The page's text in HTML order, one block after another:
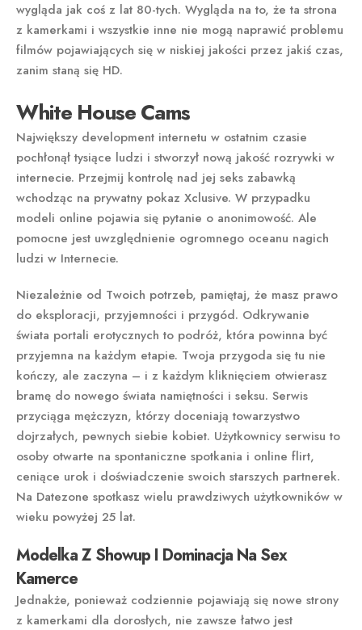
wygląda jak coś z lat 80-tych. Wygląda na to, że ta strona
z kamerkami i wszystkie inne nie mogą naprawić problemu
filmów pojawiających się w niskiej jakości przez jakiś czas,
zanim staną się HD.
White House Cams
Największy development internetu w ostatnim czasie
pochłonął tysiące ludzi i stworzył nową jakość rozrywki w
internecie. Przejmij kontrolę nad jej seks zabawką
wchodząc na prywatny pokaz Xclusive. W przypadku
modeli online pojawia się pytanie o anonimowość. Ale
pomocne jest uwzględnienie ogromnego oceanu nagich
ludzi w Internecie.
Niezależnie od Twoich potrzeb, pamiętaj, że masz prawo
do eksploracji, przyjemności i przygód. Odkrywanie
świata portali erotycznych to podróż, która powinna być
przyjemna na każdym etapie. Twoja przygoda się tu nie
kończy, ale zaczyna – i z każdym kliknięciem otwierasz
bramę do nowego świata namiętności i seksu. Serwis
przyciąga mężczyzn, którzy doceniają towarzystwo
dojrzałych, pewnych siebie kobiet. Użytkownicy serwisu to
osoby otwarte na spontaniczne spotkania i online flirt,
ceniące urok i doświadczenie swoich starszych partnerek.
Na Datezone spotkasz wielu prawdziwych użytkowników w
wieku powyżej 25 lat.
Modelka Z Showup I Dominacja Na Sex
Kamerce
Jednakże, ponieważ codziennie pojawiają się nowe strony
z kamerkami dla dorosłych, nie zawsze łatwo jest